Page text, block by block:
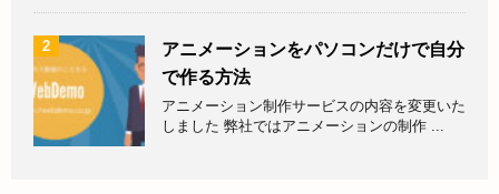
2
アニメーションをパソコンだけで自分
で作る方法
アニメーション制作サービスの内容を変更いた
しました 弊社ではアニメーションの制作 ...